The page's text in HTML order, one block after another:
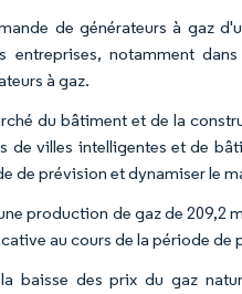
de générateurs à gaz
entreprises, notamment
à gaz.
du bâtiment et de la
de villes intelligentes et de
de prévision et dynamiser le
production de gaz de 209,2
au cours de la période de
baisse des prix du gaz